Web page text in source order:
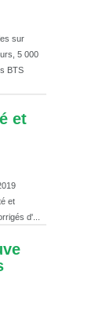
sur
5 000
BTS
et
et
d'...